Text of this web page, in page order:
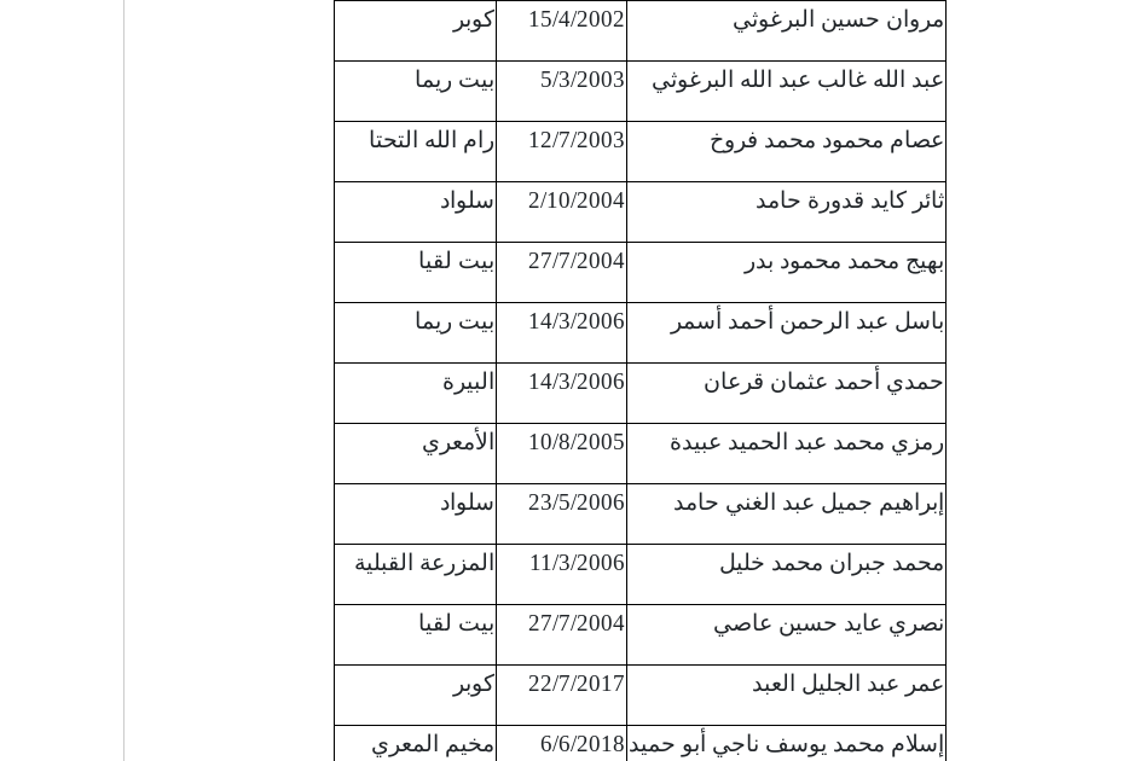
مروان حسين البرغوثي 15/4/2002 كوبر
عبد الله غالب عبد الله البرغوثي 5/3/2003 بيت ريما
عصام محمود محمد فروخ 12/7/2003 رام الله التحتا
ثائر كايد قدورة حامد 2/10/2004 سلواد
بهيج محمد محمود بدر 27/7/2004 بيت لقيا
باسل عبد الرحمن أحمد أسمر 14/3/2006 بيت ريما
حمدي أحمد عثمان قرعان 14/3/2006 البيرة
رمزي محمد عبد الحميد عبيدة 10/8/2005 الأمعري
إبراهيم جميل عبد الغني حامد 23/5/2006 سلواد
محمد جبران محمد خليل 11/3/2006 المزرعة القبلية
نصري عايد حسين عاصي 27/7/2004 بيت لقيا
عمر عبد الجليل العبد 22/7/2017 كوبر
إسلام محمد يوسف ناجي أبو حميد 6/6/2018 مخيم المعري